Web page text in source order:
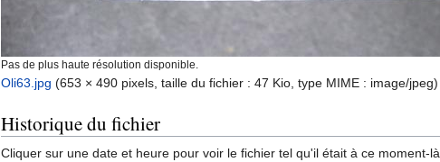
Pas de plus haute résolution disponible.
Oli63.jpg (653 × 490 pixels, taille du fichier : 47 Kio, type MIME : image/jpeg)
Historique du fichier
Cliquer sur une date et heure pour voir le fichier tel qu'il était à ce moment-là.